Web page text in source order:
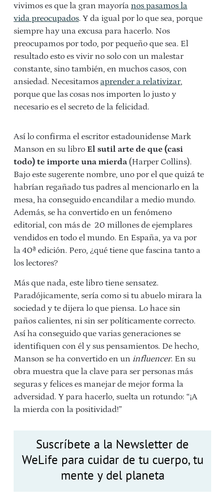
vivimos es que la gran mayoría nos pasamos la
vida preocupados. Y da igual por lo que sea, porque
siempre hay una excusa para hacerlo. Nos
preocupamos por todo, por pequeño que sea. El
resultado esto es vivir no solo con un malestar
constante, sino también, en muchos casos, con
ansiedad. Necesitamos aprender a relativizar,
porque que las cosas nos importen lo justo y
necesario es el secreto de la felicidad.
Así lo confirma el escritor estadounidense Mark
Manson en su libro El sutil arte de que (casi
todo) te importe una mierda (Harper Collins).
Bajo este sugerente nombre, uno por el que quizá te
habrían regañado tus padres al mencionarlo en la
mesa, ha conseguido encandilar a medio mundo.
Además, se ha convertido en un fenómeno
editorial, con más de 20 millones de ejemplares
vendidos en todo el mundo. En España, ya va por
la 40ª edición. Pero, ¿qué tiene que fascina tanto a
los lectores?
Más que nada, este libro tiene sensatez.
Paradójicamente, sería como si tu abuelo mirara la
sociedad y te dijera lo que piensa. Lo hace sin
paños calientes, ni sin ser políticamente correcto.
Así ha conseguido que varias generaciones se
identifiquen con él y sus pensamientos. De hecho,
Manson se ha convertido en un influencer. En su
obra muestra que la clave para ser personas más
seguras y felices es manejar de mejor forma la
adversidad. Y para hacerlo, suelta un rotundo: “¡A
la mierda con la positividad!”
Suscríbete a la Newsletter de
WeLife para cuidar de tu cuerpo, tu
mente y del planeta